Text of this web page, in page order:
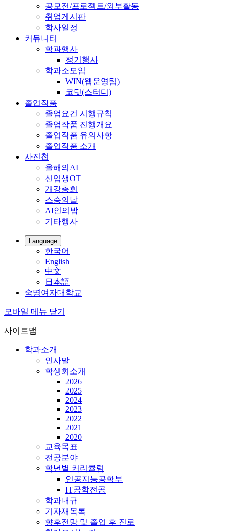
공모전/프로젝트/외부활동
취업게시판
학사일정
커뮤니티
학과행사
정기행사
학과소모임
WIN(웹운영팀)
코딧(스터디)
졸업작품
졸업요건 시행규칙
졸업작품 진행개요
졸업작품 유의사항
졸업작품 소개
사진첩
올해의AI
신입생OT
개강총회
스승의날
AI인의밤
기타행사
Language
한국어
English
中文
日本語
숙명여자대학교
모바일 메뉴 닫기
사이트맵
학과소개
인사말
학생회소개
2026
2025
2024
2023
2022
2021
2020
교육목표
전공분야
학년별 커리큘럼
인공지능공학부
IT공학전공
학과내규
기자재목록
향후전망 및 졸업 후 진로